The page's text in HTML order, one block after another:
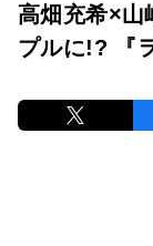
高畑充希×山
プルに!? 『